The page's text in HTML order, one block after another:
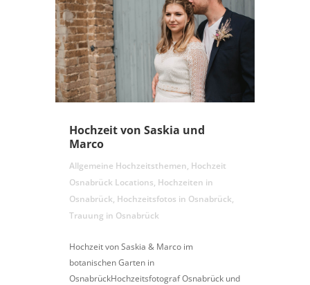
Hochzeit von Saskia und
Marco
Allgemeine Hochzeitsthemen, Hochzeit
Osnabrück Locations, Hochzeiten in
Osnabrück, Hochzeitsfotos in Osnabrück,
Trauung in Osnabrück
Hochzeit von Saskia & Marco im
botanischen Garten in
OsnabrückHochzeitsfotograf Osnabrück und